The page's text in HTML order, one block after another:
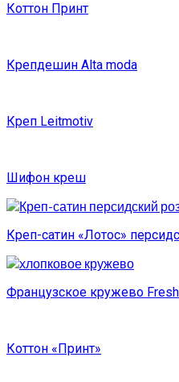
Коттон Принт
Крепдешин Alta moda
Креп Leitmotiv
Шифон креш
Креп-сатин «Лотос»
Французское кружево
Коттон «Принт»